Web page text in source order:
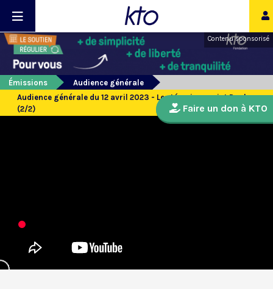
Contenu sponsorisé
Émissions
Audience générale
Audience générale du 12 avril 2023 - Les témoins : saint Paul
(2/2)
Faire un don à KTO